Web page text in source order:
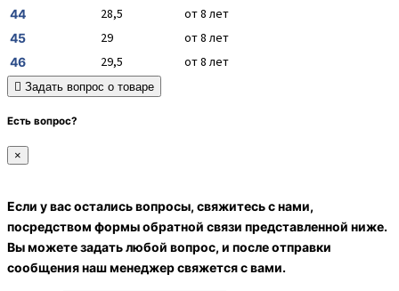
44 28,5 от 8 лет
45 29 от 8 лет
46 29,5 от 8 лет
Задать вопрос о товаре
Есть вопрос?
×
Если у вас остались вопросы, свяжитесь с нами,
посредством формы обратной связи представленной ниже.
Вы можете задать любой вопрос, и после отправки
сообщения наш менеджер свяжется с вами.